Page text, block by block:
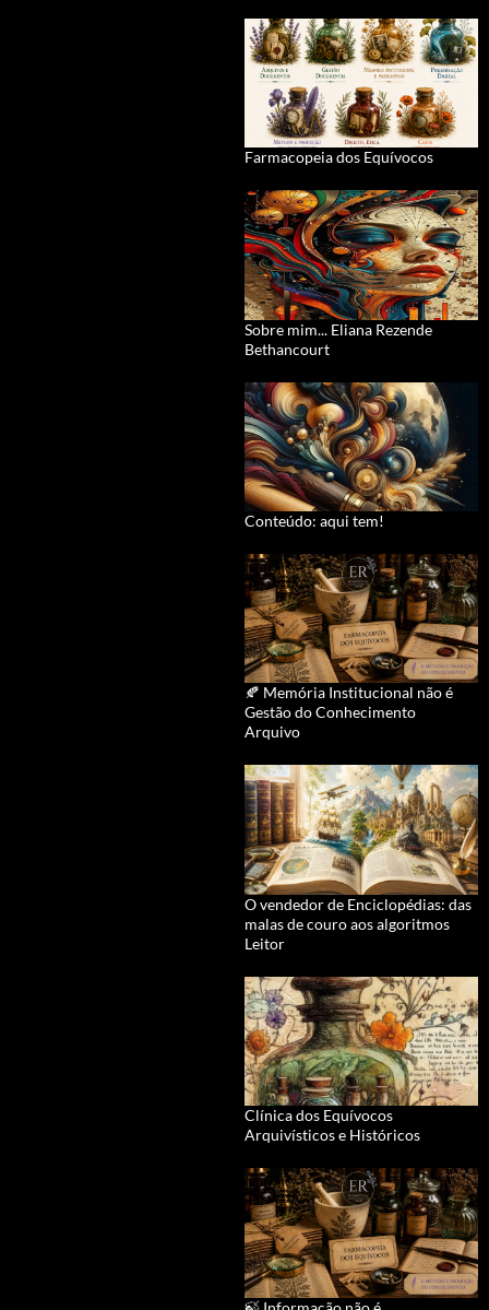
Farmacopeia dos Equívocos
Sobre mim... Eliana Rezende
Bethancourt
Conteúdo: aqui tem!
🍂 Memória Institucional não é
Gestão do Conhecimento
Arquivo
O vendedor de Enciclopédias: das
malas de couro aos algoritmos
Leitor
Clínica dos Equívocos
Arquivísticos e Históricos